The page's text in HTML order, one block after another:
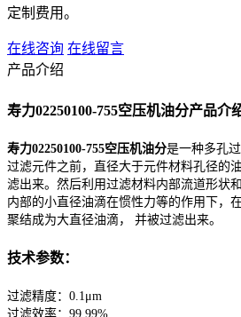
定制费用。
在线咨询 在线留言
产品介绍
寿力02250100-755空压机油分产品介
寿力02250100-755空压机油分是一种多孔
过滤元件之前，直径大于元件材料孔径的
滤出来。然后利用过滤材料内部流道形状
内部的小直径油滴在惯性力等的作用下，
聚结成为大直径油滴， 并被过滤出来。
技术参数：
过滤精度：0.1μm
过滤效率：99.99%